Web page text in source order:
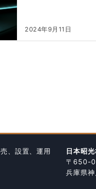
2024年9月11日
、設置、運用
日本昭
〒650-
兵庫県